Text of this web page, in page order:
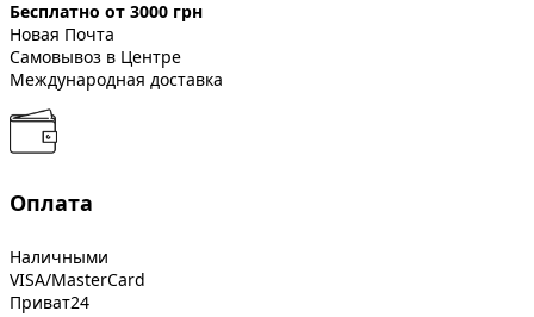
Бесплатно от 3000 грн
Новая Почта
Самовывоз в Центре
Международная доставка
Оплата
Наличными
VISA/MasterCard
Приват24